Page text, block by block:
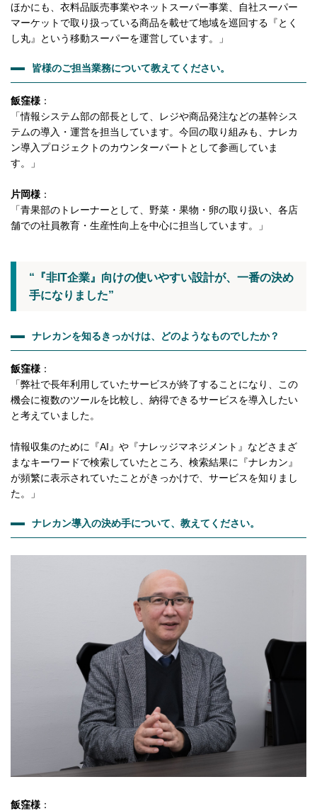
ほかにも、衣料品販売事業やネットスーパー事業、自社スーパー
マーケットで取り扱っている商品を載せて地域を巡回する『とく
し丸』という移動スーパーを運営しています。」
皆様のご担当業務について教えてください。
飯窪様 ：
「情報システム部の部長として、レジや商品発注などの基幹シス
テムの導入・運営を担当しています。今回の取り組みも、ナレカ
ン導入プロジェクトのカウンターパートとして参画していま
す。」
片岡様 ：
「青果部のトレーナーとして、野菜・果物・卵の取り扱い、各店
舗での社員教育・生産性向上を中心に担当しています。」
“『非IT企業』向けの使いやすい設計が、一番の決め
手になりました”
ナレカンを知るきっかけは、どのようなものでしたか？
飯窪様 ：
「弊社で長年利用していたサービスが終了することになり、この
機会に複数のツールを比較し、納得できるサービスを導入したい
と考えていました。
情報収集のために『AI』や『ナレッジマネジメント』などさまざ
まなキーワードで検索していたところ、検索結果に『ナレカン』
が頻繁に表示されていたことがきっかけで、サービスを知りまし
た。」
ナレカン導入の決め手について、教えてください。
飯窪様 ：